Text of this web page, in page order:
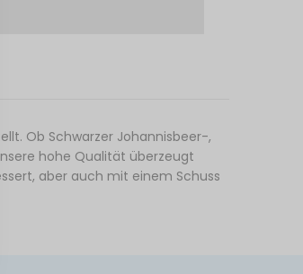
Ob Schwarzer Johannisbeer-,
hohe Qualität überzeugt
aber auch mit einem Schuss